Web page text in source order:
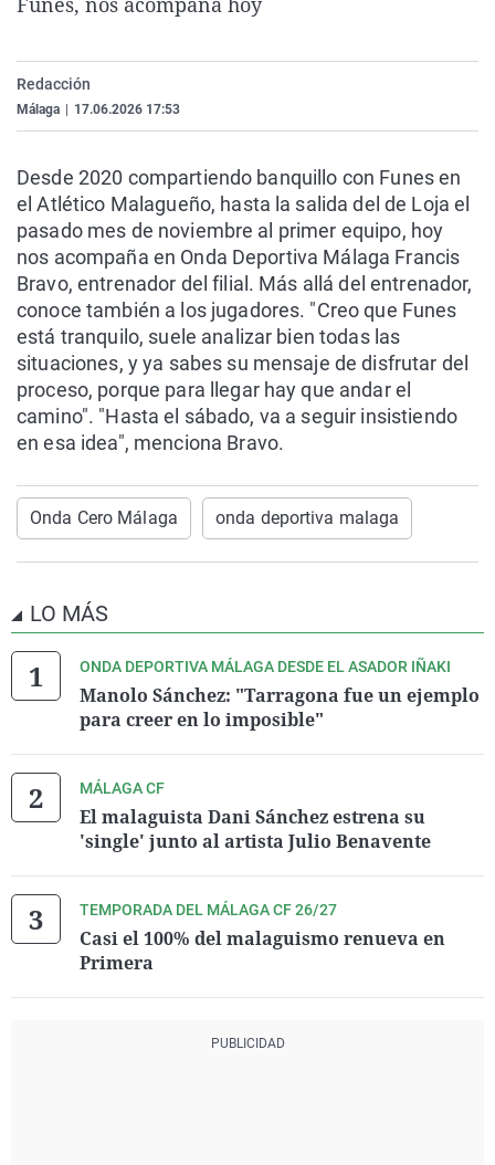
Gente viajera
Retornados
Operación Viuda
Galicia
Navarra
País Vasco
Televisión
Redacción
Málaga 17.06.2026 17:53
Desde 2020 compartiendo banquillo con Funes en
el Atlético Malagueño, hasta la salida del de Loja el
pasado mes de noviembre al primer equipo, hoy
nos acompaña en Onda Deportiva Málaga Francis
Bravo, entrenador del filial. Más allá del entrenador,
conoce también a los jugadores. "Creo que Funes
está tranquilo, suele analizar bien todas las
situaciones, y ya sabes su mensaje de disfrutar del
proceso, porque para llegar hay que andar el
camino". "Hasta el sábado, va a seguir insistiendo
en esa idea", menciona Bravo.
Onda Cero Málaga onda deportiva malaga
LO MÁS
ONDA DEPORTIVA MÁLAGA DESDE EL ASADOR IÑAKI
Manolo Sánchez: "Tarragona fue un ejemplo
para creer en lo imposible"
MÁLAGA CF
El malaguista Dani Sánchez estrena su
'single' junto al artista Julio Benavente
TEMPORADA DEL MÁLAGA CF 26/27
Casi el 100% del malaguismo renueva en
Primera